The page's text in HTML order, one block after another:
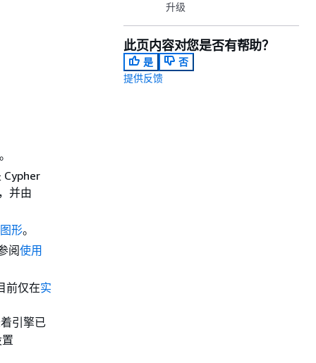
并由
形。
阅使用
前仅在实
引擎已
升级
此页内容对您是否有帮助？
是
否
提供反馈